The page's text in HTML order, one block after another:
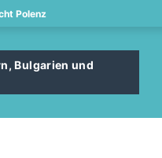
Polenz
Bulgarien und